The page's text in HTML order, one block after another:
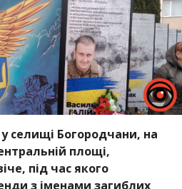
селищі Богородчани, на
площі,
під час якого
з іменами загиблих